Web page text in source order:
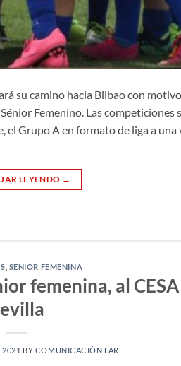
su camino hacia Bilbao con
Femenino. Las
el Grupo A en formato de liga a
LEYENDO →
SENIOR FEMENINA
femenina, al
2021 BY COMUNICACIÓN FAR